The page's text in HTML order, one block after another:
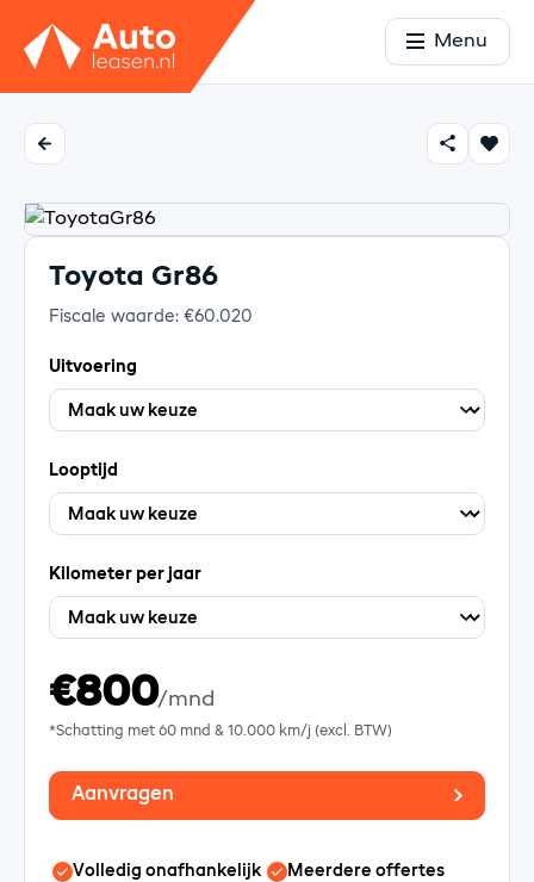
Menu
Toyota Gr86
Fiscale waarde: €60.020
Uitvoering
Looptijd
Kilometer per jaar
€800/mnd
*Schatting met 60 mnd &10.000 km/j (excl. BTW)
Aanvragen
Volledig onafhankelijk Meerdere offertes